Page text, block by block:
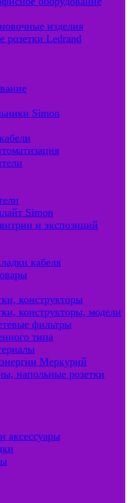
изделия
Ledrand
Simon
Simon
и экспозиций
кабеля
конструкторы
конструкторы, модели
фильтры
типа
Меркурий
напольные розетки